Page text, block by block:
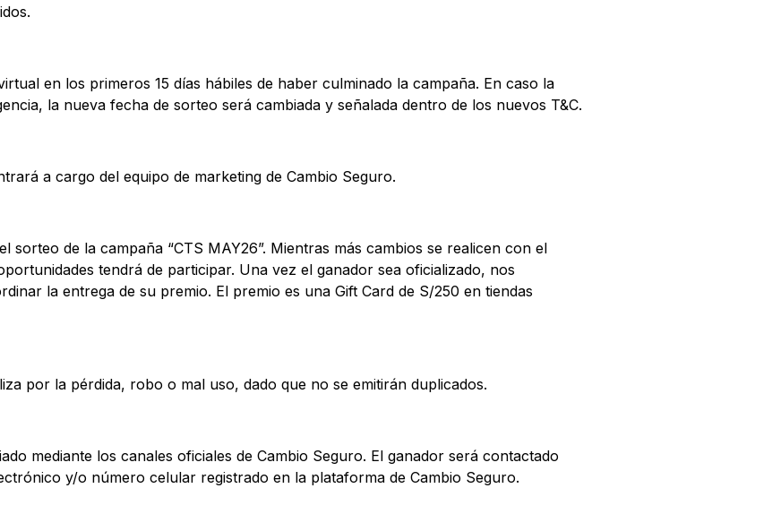
en los primeros 15 días hábiles de haber culminado la campaña. En caso la
la nueva fecha de sorteo será cambiada y señalada dentro de los nuevos T&C.
a cargo del equipo de marketing de Cambio Seguro.
sorteo de la campaña “CTS MAY26”. Mientras más cambios se realicen con el
tendrá de participar. Una vez el ganador sea oficializado, nos
la entrega de su premio. El premio es una Gift Card de S/250 en tiendas
por la pérdida, robo o mal uso, dado que no se emitirán duplicados.
mediante los canales oficiales de Cambio Seguro. El ganador será contactado
y/o número celular registrado en la plataforma de Cambio Seguro.